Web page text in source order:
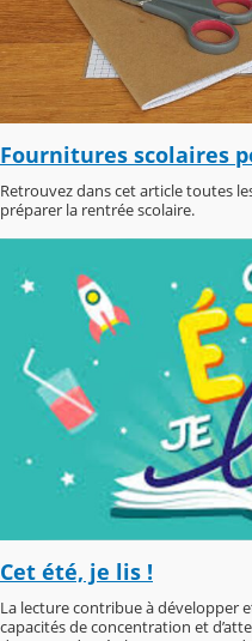
Fournitures scolaires
Retrouvez dans cet article toutes
préparer la rentrée scolaire.
Cet été, je lis !
La lecture contribue à développer
capacités de concentration et